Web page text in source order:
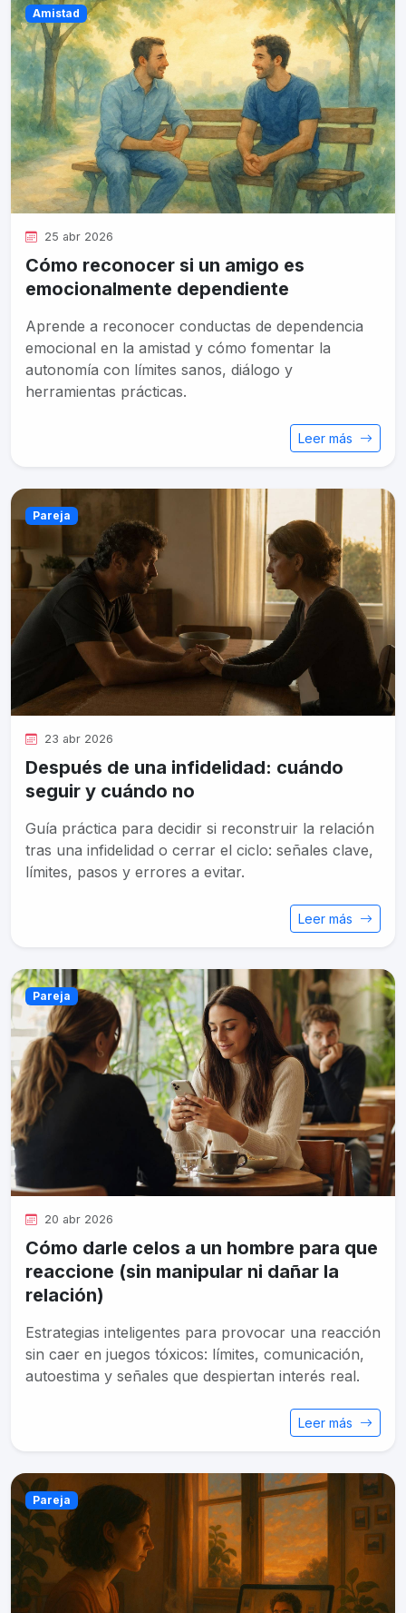
Amistad
25 abr 2026
Cómo reconocer si un amigo es
emocionalmente dependiente
Aprende a reconocer conductas de dependencia
emocional en la amistad y cómo fomentar la
autonomía con límites sanos, diálogo y
herramientas prácticas.
Leer más
Pareja
23 abr 2026
Después de una infidelidad: cuándo
seguir y cuándo no
Guía práctica para decidir si reconstruir la relación
tras una infidelidad o cerrar el ciclo: señales clave,
límites, pasos y errores a evitar.
Leer más
Pareja
20 abr 2026
Cómo darle celos a un hombre para que
reaccione (sin manipular ni dañar la
relación)
Estrategias inteligentes para provocar una reacción
sin caer en juegos tóxicos: límites, comunicación,
autoestima y señales que despiertan interés real.
Leer más
Pareja